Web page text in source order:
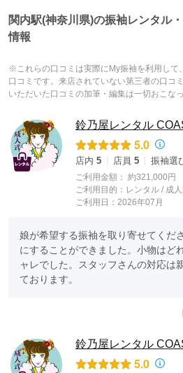
関内駅(神奈川県)の振袖レンタル
情報
※これらの口コミは実際にMy振袖を利用して
口コミです。来店されていない第三者の口コ
いただいた口コミの加筆・編集は一切おこな
鈴乃屋レンタル
5.0
店内 5 店員 5 振袖選
ご利用金額： 約321,000円
ご利用目的： レンタル / 成
ご利用日：2026年07月
娘が希望する振袖を取り寄せてくだ
にすることができました。小物はど
ャレでした。スタッフさんの対応は
ております。
鈴乃屋レンタル
5.0